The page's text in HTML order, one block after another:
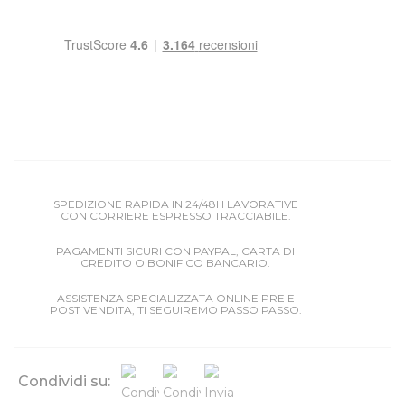
SPEDIZIONE RAPIDA IN 24/48H LAVORATIVE
CON CORRIERE ESPRESSO TRACCIABILE.
PAGAMENTI SICURI CON PAYPAL, CARTA DI
CREDITO O BONIFICO BANCARIO.
ASSISTENZA SPECIALIZZATA ONLINE PRE E
POST VENDITA, TI SEGUIREMO PASSO PASSO.
Condividi su: